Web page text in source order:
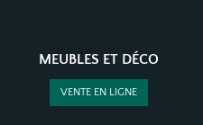
MEUBLES ET DÉCO
VENTE EN LIGNE